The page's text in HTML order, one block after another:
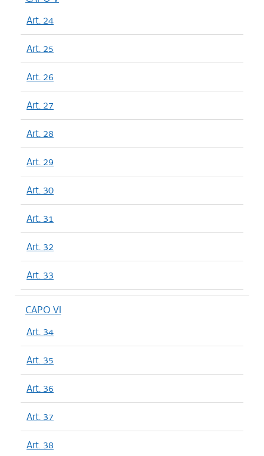
Art. 24
Art. 25
Art. 26
Art. 27
Art. 28
Art. 29
Art. 30
Art. 31
Art. 32
Art. 33
CAPO VI
Art. 34
Art. 35
Art. 36
Art. 37
Art. 38